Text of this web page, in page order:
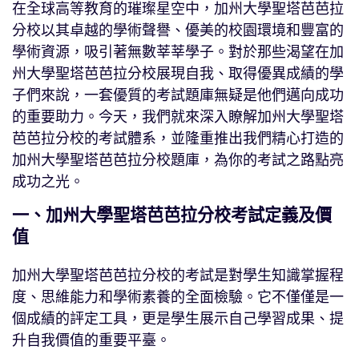
在全球高等教育的璀璨星空中，加州大學聖塔芭芭拉
分校以其卓越的學術聲譽、優美的校園環境和豐富的
學術資源，吸引著無數莘莘學子。對於那些渴望在加
州大學聖塔芭芭拉分校展現自我、取得優異成績的學
子們來說，一套優質的考試題庫無疑是他們邁向成功
的重要助力。今天，我們就來深入瞭解加州大學聖塔
芭芭拉分校的考試體系，並隆重推出我們精心打造的
加州大學聖塔芭芭拉分校題庫，為你的考試之路點亮
成功之光。
一、加州大學聖塔芭芭拉分校考試定義及價
值
加州大學聖塔芭芭拉分校的考試是對學生知識掌握程
度、思維能力和學術素養的全面檢驗。它不僅僅是一
個成績的評定工具，更是學生展示自己學習成果、提
升自我價值的重要平臺。